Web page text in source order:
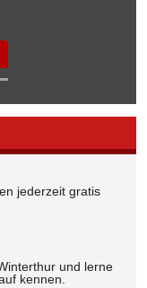
jederzeit gratis
und lerne
kennen.